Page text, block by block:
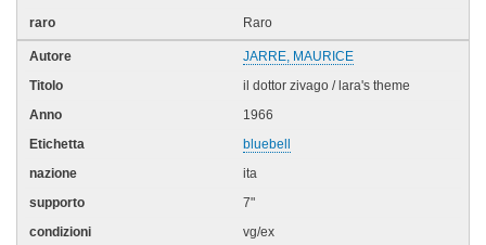
Raro
JARRE, MAURICE
il dottor zivago / lara's theme
1966
bluebell
ita
7"
vg/ex